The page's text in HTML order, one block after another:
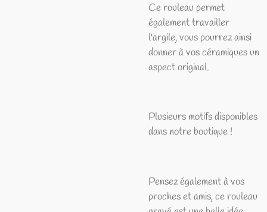
Ce rouleau permet
également travailler
l'argile, vous pourrez ainsi
donner à vos céramiques un
aspect original.
Plusieurs motifs disponibles
dans notre boutique !
Pensez également à vos
proches et amis, ce rouleau